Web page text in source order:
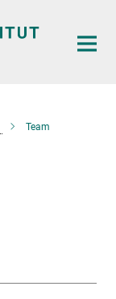
Team